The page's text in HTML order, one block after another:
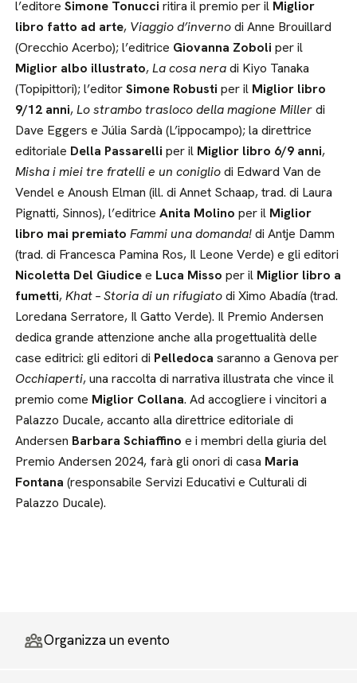
l’editoreSimone Tonucci ritira il premio per il Miglior
libro fatto ad arte, Viaggio d’invernodi Anne Brouillard
(Orecchio Acerbo); l’editrice Giovanna Zoboli per il
Miglior albo illustrato,La cosa neradi Kiyo Tanaka
(Topipittori); l’editorSimone Robusti per il Miglior libro
9/12 anni,Lo strambo trasloco della magione Millerdi
Dave Eggers e Júlia Sardà (L’ippocampo); la direttrice
editoriale Della Passarelli per il Miglior libro 6/9 anni,
Misha i miei tre fratelli e un conigliodi Edward Van de
Vendel e Anoush Elman (ill. di Annet Schaap, trad. di Laura
Pignatti, Sinnos), l’editriceAnita Molino per il Miglior
libro mai premiato Fammi una domanda!di Antje Damm
(trad. di Francesca Pamina Ros, Il Leone Verde) e gli editori
Nicoletta Del Giudicee Luca Misso per il Miglior libro a
fumetti,Khat – Storia di un rifugiatodi Ximo Abadía (trad.
Loredana Serratore, Il Gatto Verde). Il Premio Andersen
dedica grande attenzione anche alla progettualità delle
case editrici: gli editori di Pelledoca saranno a Genova per
Occhiaperti, una raccolta di narrativa illustrata che vince il
premio come Miglior Collana. Ad accogliere i vincitori a
Palazzo Ducale, accanto alla direttrice editoriale di
Andersen Barbara Schiaffino e i membri della giuria del
Premio Andersen 2024, farà gli onori di casa Maria
Fontana (responsabile Servizi Educativi e Culturali di
Palazzo Ducale).
Organizza un evento